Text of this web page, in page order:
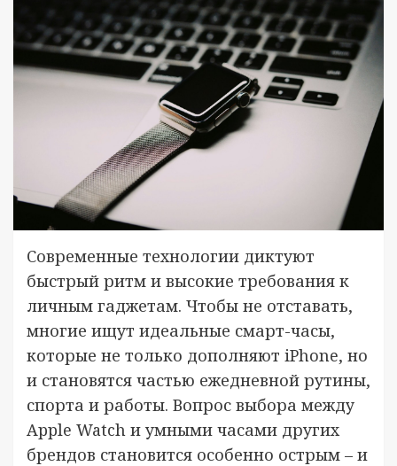
Современные технологии диктуют
быстрый ритм и высокие требования к
личным гаджетам. Чтобы не отставать,
многие ищут идеальные смарт-часы,
которые не только дополняют iPhone, но
и становятся частью ежедневной рутины,
спорта и работы. Вопрос выбора между
Apple Watch и умными часами других
брендов становится особенно острым – и